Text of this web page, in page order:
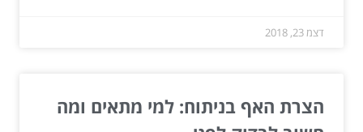
דצמ 23, 2018
הצרת האף בניתוח: למי מתאים ומה